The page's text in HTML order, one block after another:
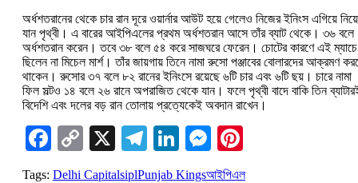
অর্ধশতরানের থেকে চার রান দূরে ওয়ার্নার আউট হয়ে গেলেও নিজের ইনিংস এগিয়ে নিয়ে
যান পৃথ্বী। এ বারের আইপিএলের প্রথম অর্ধশতরান আসে তাঁর ব্যাট থেকে। ৩৬ বলে
অর্ধশতরান করেন। তবে ৩৮ বলে ৫৪ করে সাজঘরে ফেরেন। চোটের কারণে এই ম্যাচে
ছিলেন না মিচেল মার্শ। তাঁর জায়গায় তিনে নামা রুসো পঞ্জাবের বোলারদের আক্রমণ
থাকেন। রুসোর ৩৭ বলে ৮২ রানের ইনিংসে রয়েছে ৬টি চার এবং ৬টি ছয়। চারে নামা
ফিল সল্টও ১৪ বলে ২৬ রানে অপরাজিত থেকে যান। ফলে পৃথ্বী বাদে বাকি তিন
বিদেশি এবং দলের বড় রান তোলায় প্রত্যেকেই অবদান রাখেন।
Facebook
Copy
Link
X Telegram
LinkedIn
Messenger
Tags: Delhi CapitalsiplPunjab Kingsআইপিএল